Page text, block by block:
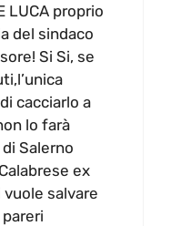
LUCA proprio
del sindaco
Si Si, se
cacciarlo a
lo farà
Salerno
ex
salvare
pareri